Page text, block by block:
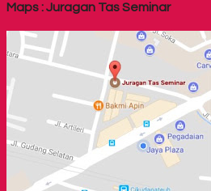
Maps : Juragan Tas Seminar